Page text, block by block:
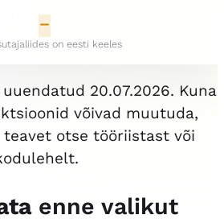
on eesti keeles
20.07.2026. Kuna
võivad muutuda,
otse tööriistast või
enne valikut